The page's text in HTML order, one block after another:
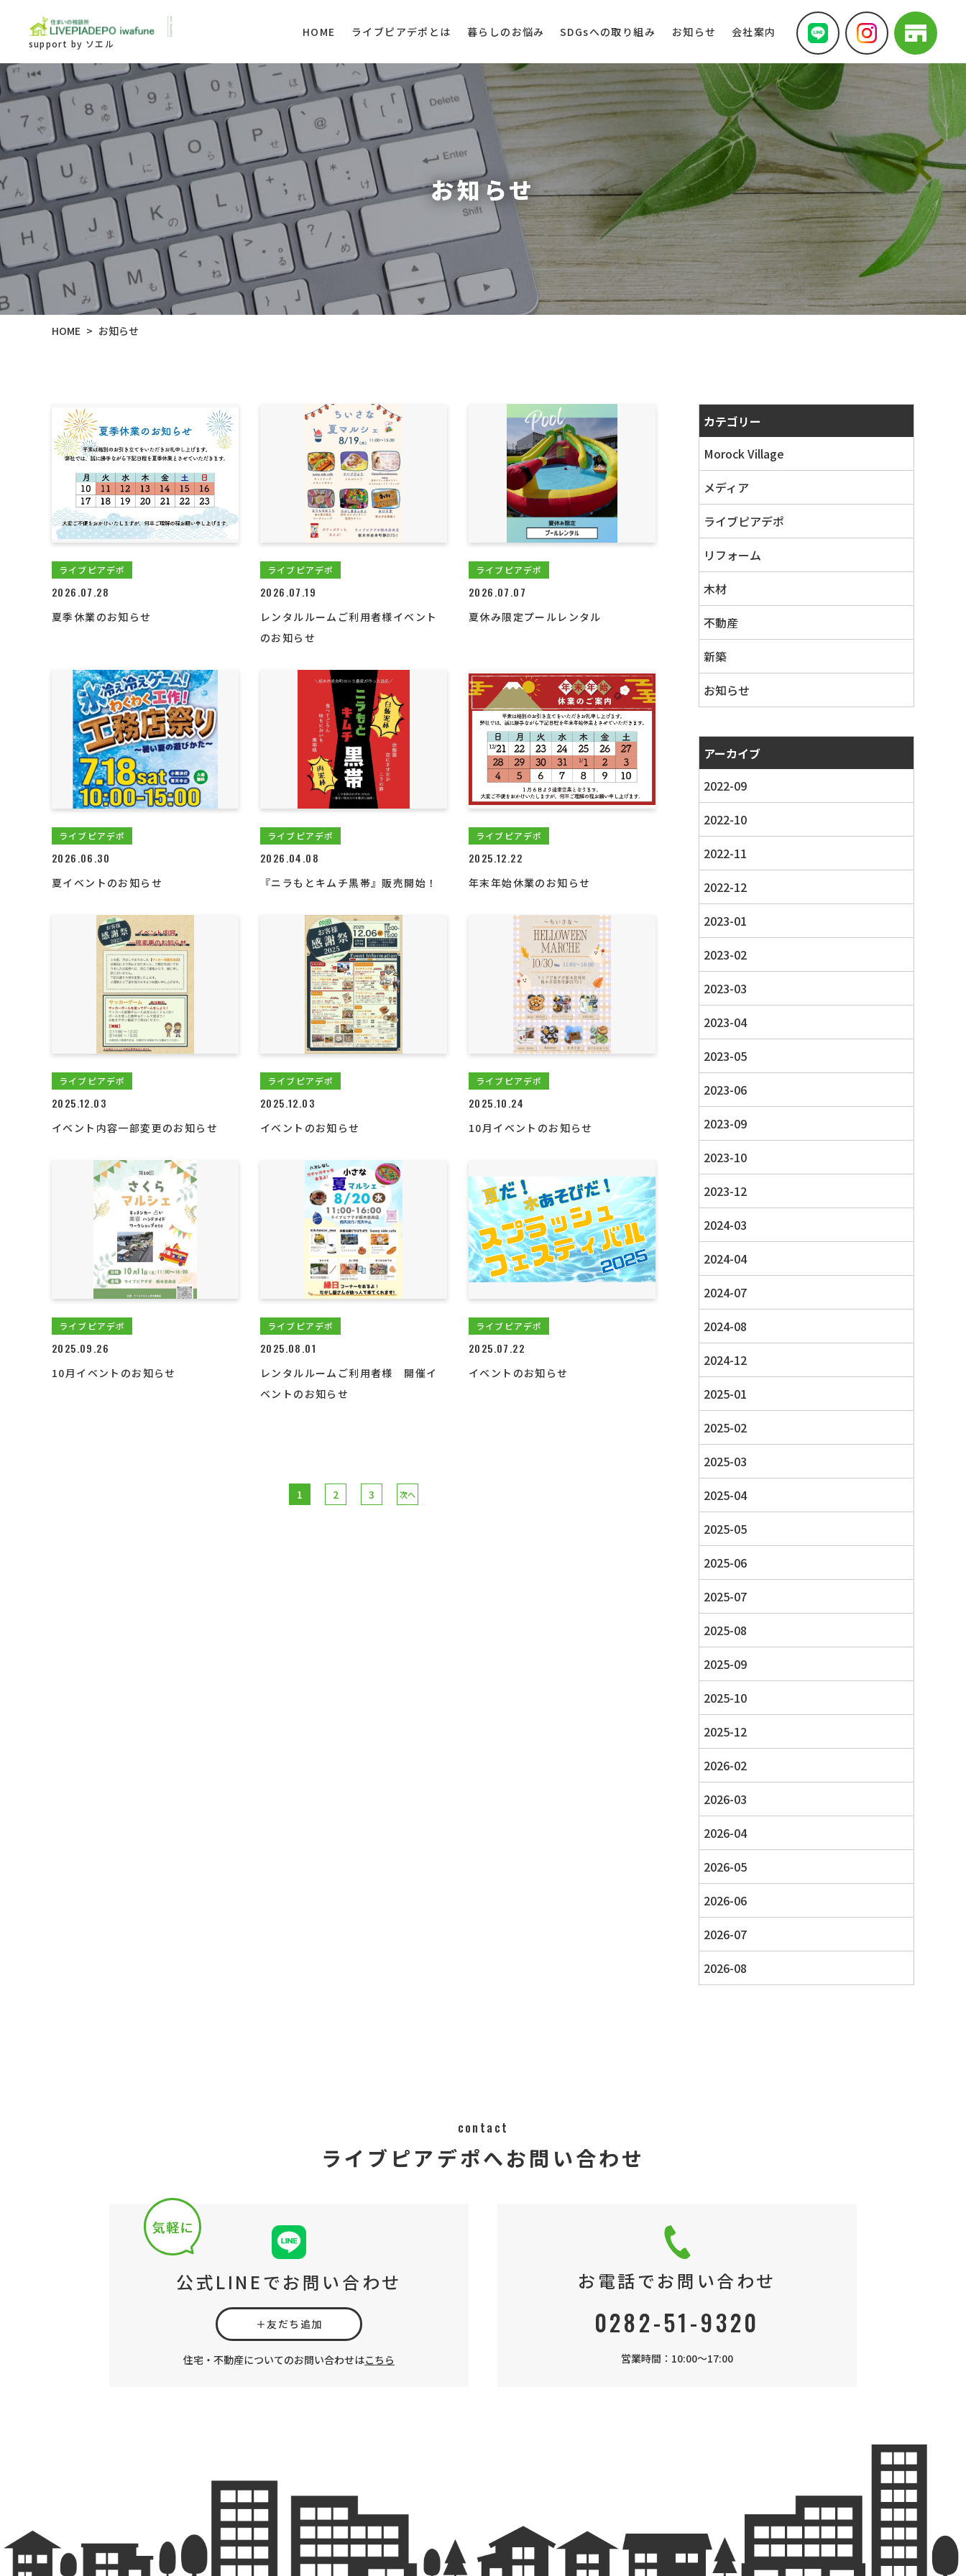
support by ソエル
HOME ライブピアデポとは 暮らしのお悩み SDGsへの取り組み お知らせ 会社案内
お知らせ
HOME > お知らせ
ライブピアデポ
2026.07.28
夏季休業のお知らせ
ライブピアデポ
2026.07.19
レンタルルームご利用者様イベント
のお知らせ
ライブピアデポ
2026.07.07
夏休み限定プールレンタル
ライブピアデポ
2026.06.30
夏イベントのお知らせ
ライブピアデポ
2026.04.08
『ニラもとキムチ黒帯』販売開始！
ライブピアデポ
2025.12.22
年末年始休業のお知らせ
ライブピアデポ
2025.12.03
イベント内容一部変更のお知らせ
ライブピアデポ
2025.12.03
イベントのお知らせ
ライブピアデポ
2025.10.24
10月イベントのお知らせ
ライブピアデポ
2025.09.26
10月イベントのお知らせ
ライブピアデポ
2025.08.01
レンタルルームご利用者様 開催イ
ベントのお知らせ
ライブピアデポ
2025.07.22
イベントのお知らせ
1 2 3 次へ
カテゴリー
Morock Village
メディア
ライブピアデポ
リフォーム
木材
不動産
新築
お知らせ
アーカイブ
2022-09
2022-10
2022-11
2022-12
2023-01
2023-02
2023-03
2023-04
2023-05
2023-06
2023-09
2023-10
2023-12
2024-03
2024-04
2024-07
2024-08
2024-12
2025-01
2025-02
2025-03
2025-04
2025-05
2025-06
2025-07
2025-08
2025-09
2025-10
2025-12
2026-02
2026-03
2026-04
2026-05
2026-06
2026-07
2026-08
contact
ライブピアデポへ​​​​​​​​​​​​​​お問い合わせ
公式LINEでお問い合わせ
＋友だち追加
住宅・不動産についてのお問い合わせはこちら
お電話でお問い合わせ
0282-51-9320
営業時間：10:00～17:00